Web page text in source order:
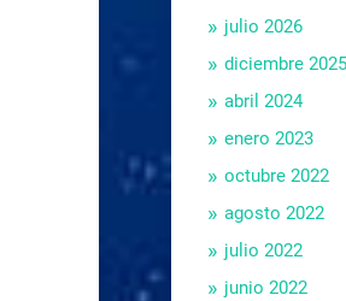
julio 2026
diciembre 2025
abril 2024
enero 2023
octubre 2022
agosto 2022
julio 2022
junio 2022